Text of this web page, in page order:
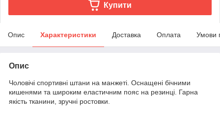
Купити
Опис Характеристики Доставка Оплата Умови
Опис
Чоловічі спортивні штани на манжеті. Оснащені бічними
кишенями та широким еластичним пояс на резинці. Гарна
якість тканини, зручні ростовки.